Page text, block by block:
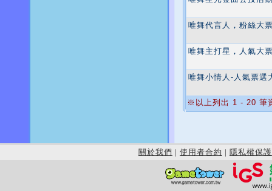
唯舞代言人，粉絲大
唯舞主打星，人氣大
唯舞小情人-人氣票選
※以上列出 1 - 20 筆
關於我們 | 使用者合約 | 隱私權保護